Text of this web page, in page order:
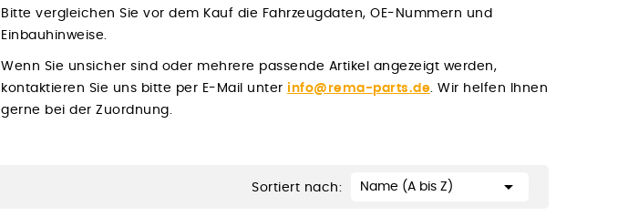
Bitte vergleichen Sie vor dem Kauf die Fahrzeugdaten, OE-Nummern und
Einbauhinweise.
Wenn Sie unsicher sind oder mehrere passende Artikel angezeigt werden,
kontaktieren Sie uns bitte per E-Mail unter info@rema-parts.de. Wir helfen Ihnen
gerne bei der Zuordnung.
Sortiert nach: Name (A bis Z) 